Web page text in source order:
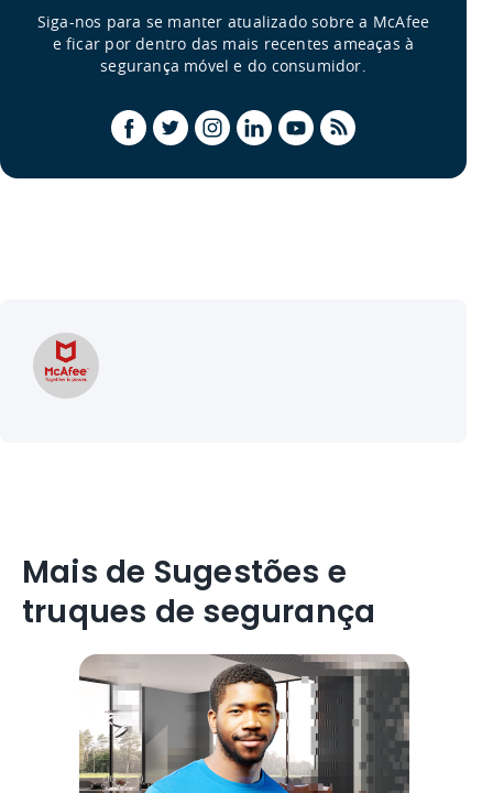
Siga-nos para se manter atualizado sobre a McAfee
e ficar por dentro das mais recentes ameaças à
segurança móvel e do consumidor.
Mais de Sugestões e
truques de segurança